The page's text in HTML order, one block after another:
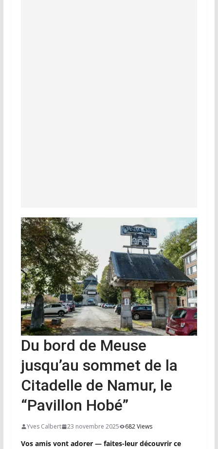
Du bord de Meuse
jusqu’au sommet de la
Citadelle de Namur, le
“Pavillon Hobé”
Yves Calbert 23 novembre 2025 682 Views
Vos amis vont adorer — faites-leur découvrir ce